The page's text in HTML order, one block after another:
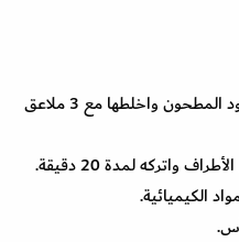
- خذي ملعقة صغيرة من الفلفل الأسود المطحون واخلطها مع 3 ملاعق
واتركه لمدة 20 دقيقة.
الكيميائية.